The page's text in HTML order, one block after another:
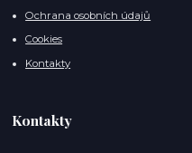
Ochrana osobních údajů
Cookies
Kontakty
Kontakty